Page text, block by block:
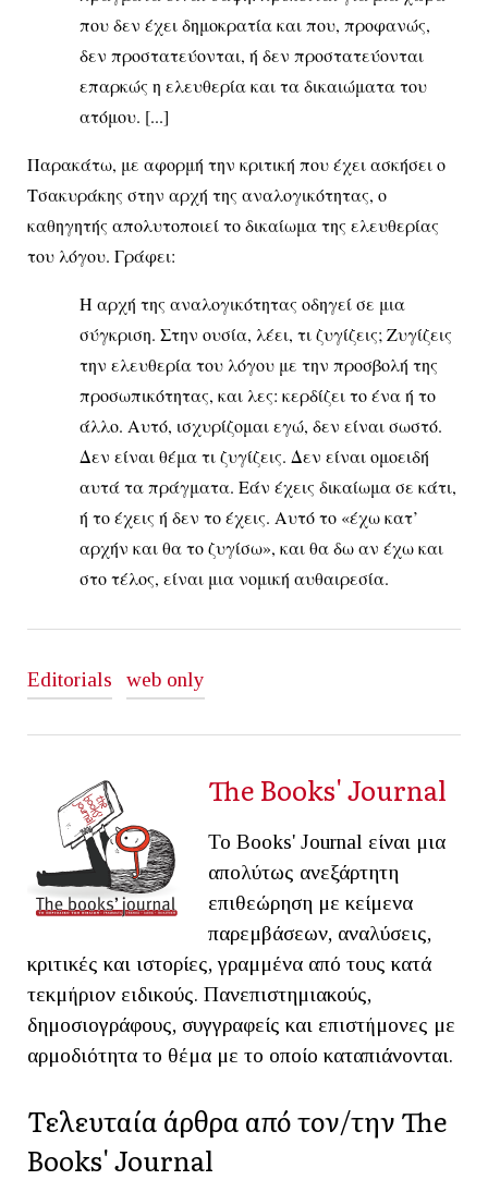
που δεν έχει δημοκρατία και που, προφανώς,
δεν προστατεύονται, ή δεν προστατεύονται
επαρκώς η ελευθερία και τα δικαιώματα του
ατόμου. [...]
Παρακάτω, με αφορμή την κριτική που έχει ασκήσει ο
Τσακυράκης στην αρχή της αναλογικότητας, ο
καθηγητής απολυτοποιεί το δικαίωμα της ελευθερίας
του λόγου. Γράφει:
Η αρχή της αναλογικότητας οδηγεί σε μια
σύγκριση. Στην ουσία, λέει, τι ζυγίζεις; Ζυγίζεις
την ελευθερία του λόγου με την προσβολή της
προσωπικότητας, και λες: κερδίζει το ένα ή το
άλλο. Αυτό, ισχυρίζομαι εγώ, δεν είναι σωστό.
Δεν είναι θέμα τι ζυγίζεις. Δεν είναι ομοειδή
αυτά τα πράγματα. Εάν έχεις δικαίωμα σε κάτι,
ή το έχεις ή δεν το έχεις. Αυτό το «έχω κατ’
αρχήν και θα το ζυγίσω», και θα δω αν έχω και
στο τέλος, είναι μια νομική αυθαιρεσία.
Editorials web only
The Books' Journal
Το Books' Journal είναι μια
απολύτως ανεξάρτητη
επιθεώρηση με κείμενα
παρεμβάσεων, αναλύσεις,
κριτικές και ιστορίες, γραμμένα από τους κατά
τεκμήριον ειδικούς. Πανεπιστημιακούς,
δημοσιογράφους, συγγραφείς και επιστήμονες με
αρμοδιότητα το θέμα με το οποίο καταπιάνονται.
Τελευταία άρθρα από τον/την The
Books' Journal